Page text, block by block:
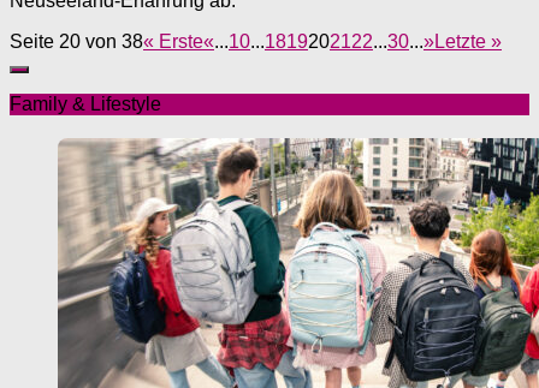
Seite 20 von 38« Erste«...10...1819202122...30...»Letzte »
Family & Lifestyle